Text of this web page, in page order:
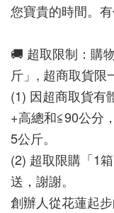
您寶貴的時間。
🚚 超取限制：購
斤」, 超商取貨限
(1) 因超商取貨有
+高總和≦90公分
5公斤。
(2) 超取限購「1
送，謝謝。
創辦人從花蓮起